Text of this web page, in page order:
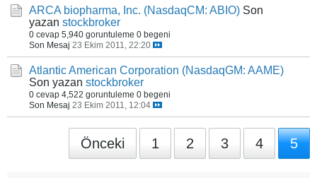
ARCA biopharma, Inc. (NasdaqCM: ABIO) Son
yazan stockbroker
0 cevap 5,940 goruntuleme 0 begeni
Son Mesaj 23 Ekim 2011, 22:20
Atlantic American Corporation (NasdaqGM: AAME)
Son yazan stockbroker
0 cevap 4,522 goruntuleme 0 begeni
Son Mesaj 23 Ekim 2011, 12:04
Önceki 1 2 3 4 5